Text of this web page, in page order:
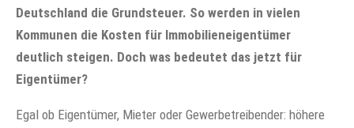
Deutschland die Grundsteuer. So werden in vielen
Kommunen die Kosten für Immobilieneigentümer
deutlich steigen. Doch was bedeutet das jetzt für
Eigentümer?
Egal ob Eigentümer, Mieter oder Gewerbetreibender: höhere